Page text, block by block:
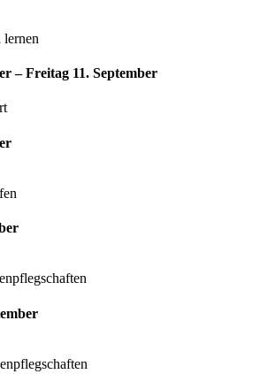
lernen
– Freitag 11. September